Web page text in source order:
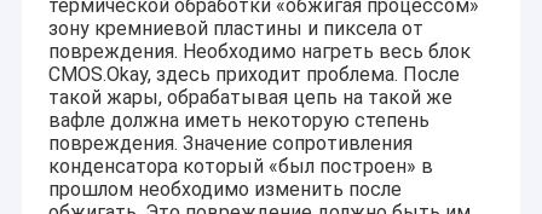
термической обработки «обжигая процессом»
зону кремниевой пластины и пиксела от
повреждения. Необходимо нагреть весь блок
CMOS.Okay, здесь приходит проблема. После
такой жары, обрабатывая цепь на такой же
вафле должна иметь некоторую степень
повреждения. Значение сопротивления
конденсатора который «был построен» в
прошлом необходимо изменить после